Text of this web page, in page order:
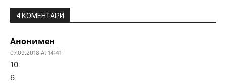
4 КОМЕНТАРИ
Анонимен
07.09.2018 At 14:41
10
6